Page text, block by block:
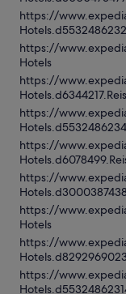
https://
https://
Hotels
https://
https://
https://
https://
https://
Hotels
https://
https://